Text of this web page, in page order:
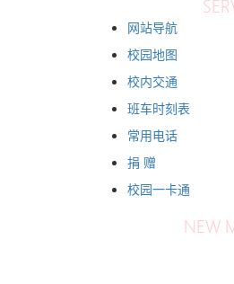
网站导航
校园地图
校内交通
班车时刻表
常用电话
捐 赠
校园一卡通